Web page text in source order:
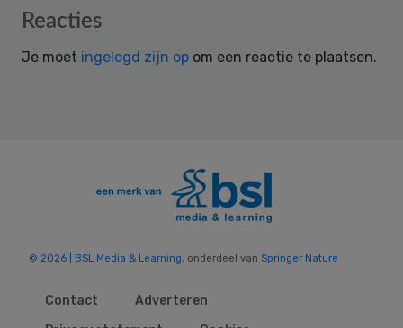
Reader
Reacties
Je moet ingelogd zijn op om een reactie te plaatsen.
© 2026 | BSL Media & Learning , onderdeel van Springer Nature
Contact
Adverteren